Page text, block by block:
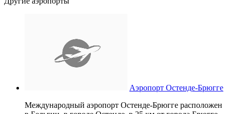
Аэропорт Остенде-Брюгге
Международный аэропорт Остенде-Брюгге расположен